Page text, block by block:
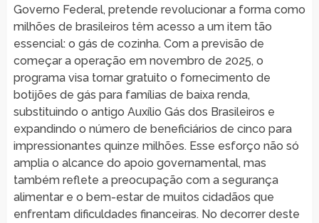
Governo Federal, pretende revolucionar a forma como
milhões de brasileiros têm acesso a um item tão
essencial: o gás de cozinha. Com a previsão de
começar a operação em novembro de 2025, o
programa visa tornar gratuito o fornecimento de
botijões de gás para famílias de baixa renda,
substituindo o antigo Auxílio Gás dos Brasileiros e
expandindo o número de beneficiários de cinco para
impressionantes quinze milhões. Esse esforço não só
amplia o alcance do apoio governamental, mas
também reflete a preocupação com a segurança
alimentar e o bem-estar de muitos cidadãos que
enfrentam dificuldades financeiras. No decorrer deste